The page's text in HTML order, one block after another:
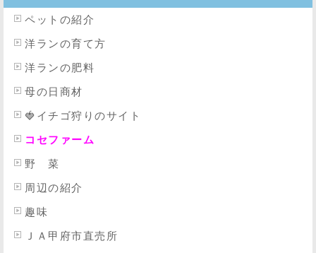
ペットの紹介
洋ランの育て方
洋ランの肥料
母の日商材
🍓イチゴ狩りのサイト
コセファーム
野 菜
周辺の紹介
趣味
ＪＡ甲府市直売所